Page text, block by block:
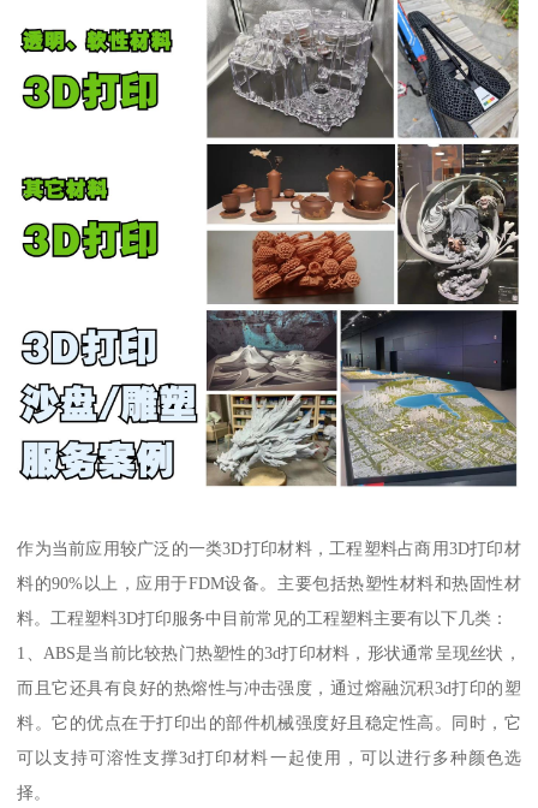
作为当前应用较广泛的一类3D打印材料，工程塑料占商用3D打印材
料的90%以上，应用于FDM设备。主要包括热塑性材料和热固性材
料。工程塑料3D打印服务中目前常见的工程塑料主要有以下几类：
1、ABS是当前比较热门热塑性的3d打印材料，形状通常呈现丝状，
而且它还具有良好的热熔性与冲击强度，通过熔融沉积3d打印的塑
料。它的优点在于打印出的部件机械强度好且稳定性高。同时，它
可以支持可溶性支撑3d打印材料一起使用，可以进行多种颜色选
择。